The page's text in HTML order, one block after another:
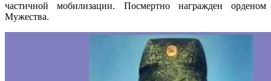
частичной мобилизации. Посмертно награжден орденом
Мужества.